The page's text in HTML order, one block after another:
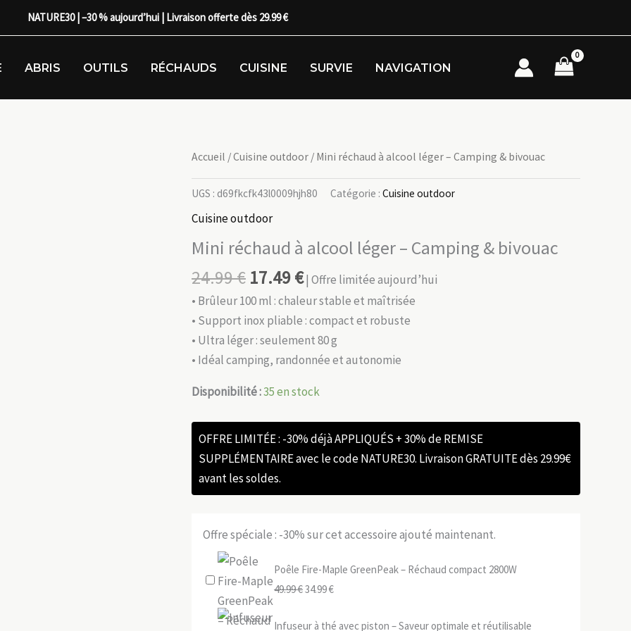
NATURE30 | –30 % aujourd’hui | Livraison offerte dès 29.99 €
ABRIS OUTILS RÉCHAUDS CUISINE SURVIE NAVIGATION
Accueil /Cuisine outdoor / Mini réchaud à alcool léger – Camping & bivouac
UGS : d69fkcfk43l0009hjh80 Catégorie : Cuisine outdoor
Cuisine outdoor
Mini réchaud à alcool léger – Camping & bivouac
24.99€ 17.49€| Offre limitée aujourd’hui
• Brûleur 100 ml : chaleur stable et maîtrisée
• Support inox pliable : compact et robuste
• Ultra léger : seulement 80 g
• Idéal camping, randonnée et autonomie
Disponibilité :35 en stock
OFFRE LIMITÉE : -30% déjà APPLIQUÉS + 30% de REMISE
SUPPLÉMENTAIRE avec le code NATURE30. Livraison GRATUITE dès 29.99€
avant les soldes.
Offre spéciale : -30% sur cet accessoire ajouté maintenant.
Poêle Fire-Maple GreenPeak – Réchaud compact 2800W
49.99€Le
initial
34.99€Le
actuel
Infuseur à thé avec piston – Saveur optimale et réutilisable